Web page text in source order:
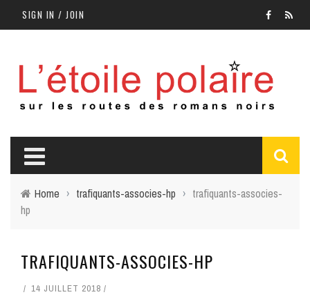
SIGN IN / JOIN
Home › trafiquants-associes-hp › trafiquants-associes-
hp
TRAFIQUANTS-ASSOCIES-HP
14 JUILLET 2018